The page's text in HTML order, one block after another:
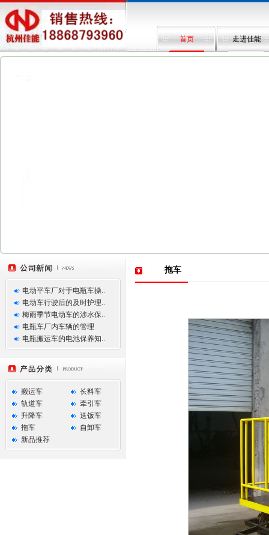
首页 走进佳能
电动平车厂对于电瓶车操..
电动车行驶后的及时护理..
梅雨季节电动车的涉水保..
电瓶车厂内车辆的管理
电瓶搬运车的电池保养知..
搬运车
长料车
轨道车
牵引车
升降车
送饭车
拖车
自卸车
新品推荐
拖车